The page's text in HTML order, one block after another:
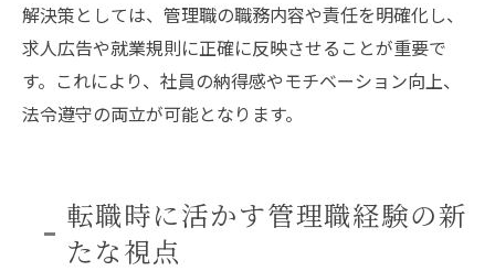
解決策としては、管理職の職務内容や責任を明確化し、
求人広告や就業規則に正確に反映させることが重要で
す。これにより、社員の納得感やモチベーション向上、
法令遵守の両立が可能となります。
転職時に活かす管理職経験の新
たな視点